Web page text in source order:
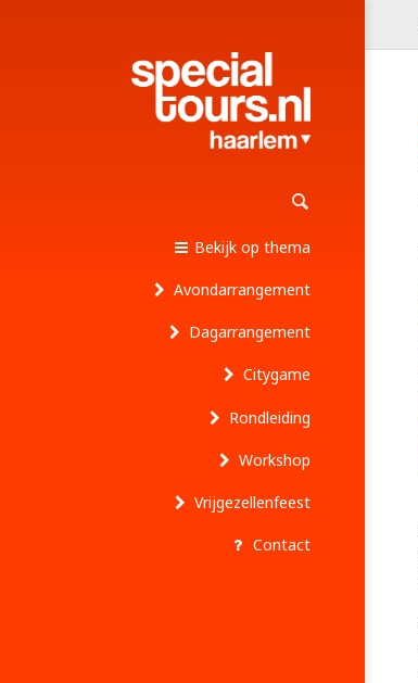
Bekijk op thema
Avondarrangement
Dagarrangement
Citygame
Rondleiding
Workshop
Vrijgezellenfeest
Contact